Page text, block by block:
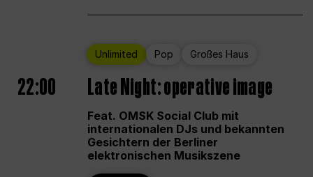
Unlimited Pop Großes Haus
22:00 Late Night: operative image
Feat. OMSK Social Club mit
internationalen DJs und bekannten
Gesichtern der Berliner
elektronischen Musikszene